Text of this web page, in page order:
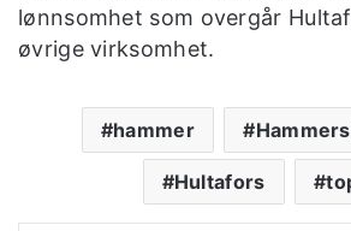
lønnsomhet som overgår
øvrige virksomhet.
hammer
Hultafors